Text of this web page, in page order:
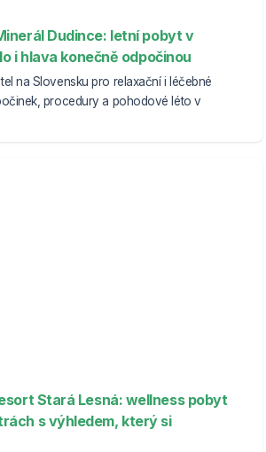
Dudince: letní pobyt v
i hlava konečně odpočinou
na Slovensku pro relaxační i léčebné
procedury a pohodové léto v
Stará Lesná: wellness pobyt
s výhledem, který si